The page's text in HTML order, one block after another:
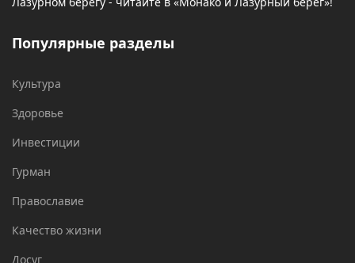
Популярные разделы
Культура
Здоровье
Инвестиции
Гурман
Православие
Качество жизни
Досуг